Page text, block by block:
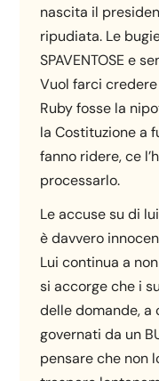
nascita il
ripudiata. Le
SPAVENTOSE e
Vuol farci
Ruby fosse la
la Costituzione a
fanno ridere, ce
processarlo.
Le accuse su di
è davvero
Lui continua a
si accorge che i
delle domande, a
governati da un
pensare che non